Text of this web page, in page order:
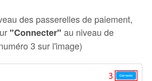
des passerelles de paiement,
"Connecter" au niveau de
3 sur l'image)